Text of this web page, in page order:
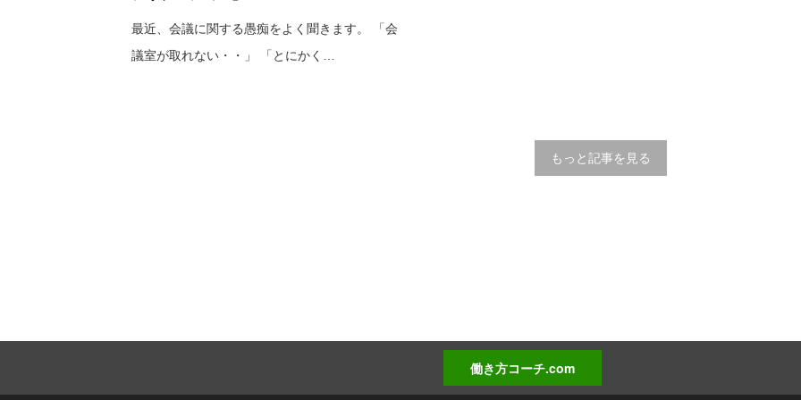
最近、会議に関する愚痴をよく聞きます。 「会
議室が取れない・・」 「とにかく…
もっと記事を見る
働き方コーチ.com